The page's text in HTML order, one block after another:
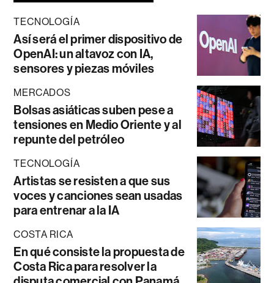
TECNOLOGÍA
Así será el primer dispositivo de
OpenAI: un altavoz con IA,
sensores y piezas móviles
MERCADOS
Bolsas asiáticas suben pese a
tensiones en Medio Oriente y al
repunte del petróleo
TECNOLOGÍA
Artistas se resisten a que sus
voces y canciones sean usadas
para entrenar a la IA
COSTA RICA
En qué consiste la propuesta de
Costa Rica para resolver la